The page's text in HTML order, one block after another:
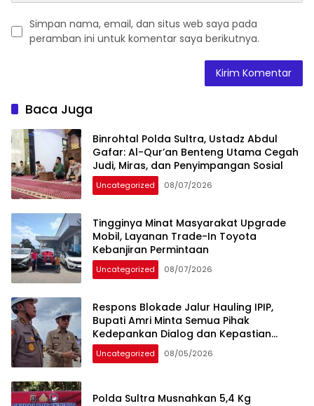
Simpan nama, email, dan situs web saya pada
peramban ini untuk komentar saya berikutnya.
Baca Juga
Binrohtal Polda Sultra, Ustadz Abdul
Gafar: Al-Qur’an Benteng Utama Cegah
Judi, Miras, dan Penyimpangan Sosial
Uncategorized 08/07/2026
Tingginya Minat Masyarakat Upgrade
Mobil, Layanan Trade-In Toyota
Kebanjiran Permintaan
Uncategorized 08/07/2026
Respons Blokade Jalur Hauling IPIP,
Bupati Amri Minta Semua Pihak
Kedepankan Dialog dan Kepastian
Hukum
Uncategorized 08/05/2026
Polda Sultra Musnahkan 5,4 Kg